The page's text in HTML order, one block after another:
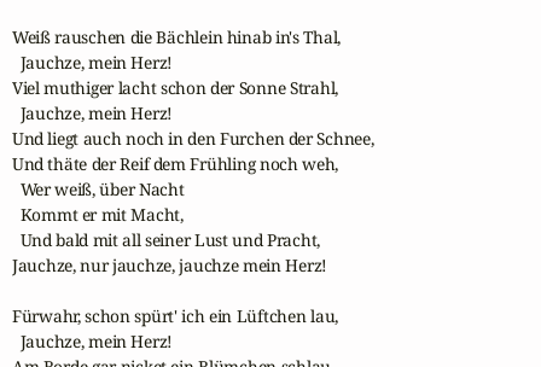
Weiß rauschen die Bächlein hinab in's Thal,
  Jauchze, mein Herz!
Viel muthiger lacht schon der Sonne Strahl,
  Jauchze, mein Herz!
Und liegt auch noch in den Furchen der Schnee,
Und thäte der Reif dem Frühling noch weh,
  Wer weiß, über Nacht
  Kommt er mit Macht,
  Und bald mit all seiner Lust und Pracht,
Jauchze, nur jauchze, jauchze mein Herz!
Fürwahr, schon spürt' ich ein Lüftchen lau,
  Jauchze, mein Herz!